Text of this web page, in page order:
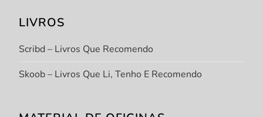
LIVROS
Scribd – Livros Que Recomendo
Skoob – Livros Que Li, Tenho E Recomendo